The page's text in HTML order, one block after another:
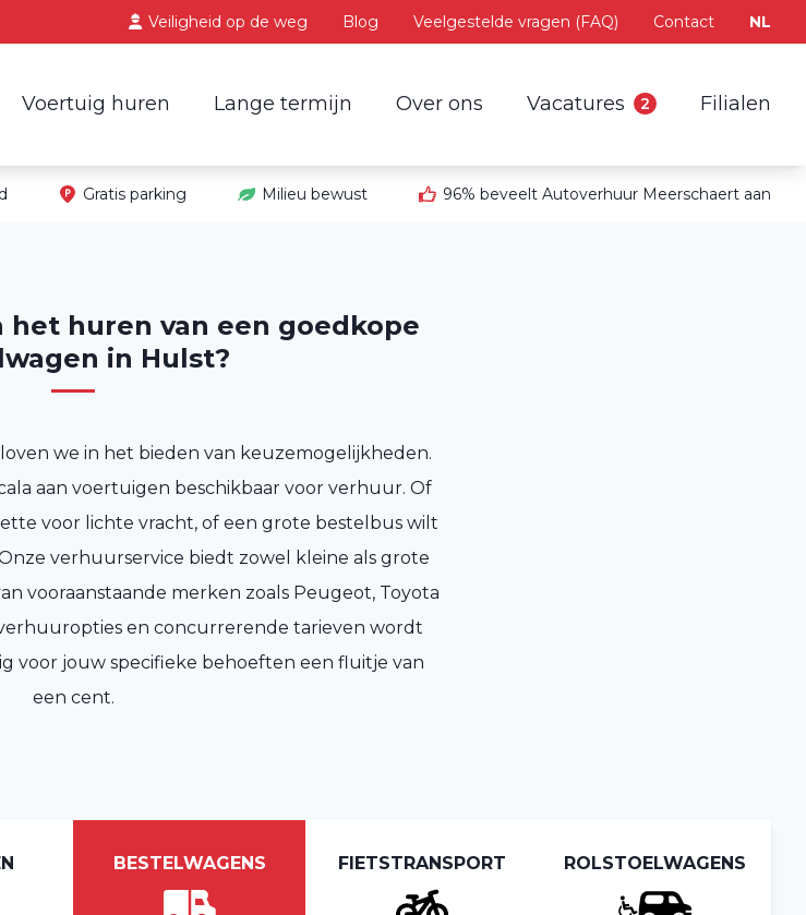
Veiligheid op de weg Blog Veelgestelde vragen (FAQ) Contact NL
Voertuig huren Lange termijn Over ons Vacatures 2 Filialen
Gratis parking Milieu bewust 96% beveelt Autoverhuur Meerschaert aan
het huren van een goedkope
in Hulst?
we in het bieden van keuzemogelijkheden.
aan voertuigen beschikbaar voor verhuur. Of
voor lichte vracht, of een grote bestelbus wilt
verhuurservice biedt zowel kleine als grote
vooraanstaande merken zoals Peugeot, Toyota
en concurrerende tarieven wordt
voor jouw specifieke behoeften een fluitje van
een cent.
BESTELWAGENS FIETSTRANSPORT ROLSTOELWAGENS